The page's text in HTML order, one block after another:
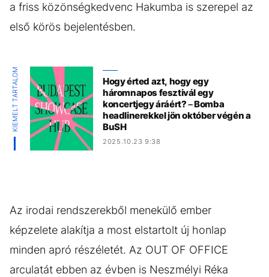
a friss közönségkedvenc Hakumba is szerepel az
első körös bejelentésben.
KIEMELT TARTALOM
Hogy érted azt, hogy egy
háromnapos fesztivál egy
koncertjegy áráért? – Bomba
headlinerekkel jön október végén a
BuSH
2025.10.23 9:38
Az irodai rendszerekből menekülő ember
képzelete alakítja a most elstartolt új honlap
minden apró részéletét. Az OUT OF OFFICE
arculatát ebben az évben is Neszmélyi Réka